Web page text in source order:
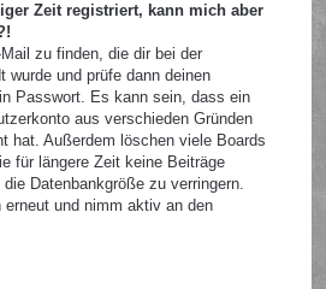
Zeit registriert, kann mich aber
zu finden, die dir bei der
wurde und prüfe dann deinen
Passwort. Es kann sein, dass ein
aus verschieden Gründen
hat. Außerdem löschen viele Boards
für längere Zeit keine Beiträge
Datenbankgröße zu verringern.
erneut und nimm aktiv an den